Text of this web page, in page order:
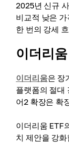
2025년 신규
비교적 낮은
한 번의 강세
이더리움
이더리움은 장
플랫폼의 절대
어2 확장은 확
이더리움 ETF
치 제안을 강